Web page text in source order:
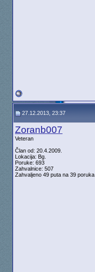
27.12.2013, 23:37
Zoranb007
Veteran
Član od: 20.4.2009.
Lokacija: Bg.
Poruke: 693
Zahvalnice: 507
Zahvaljeno 49 puta na 39 poruka